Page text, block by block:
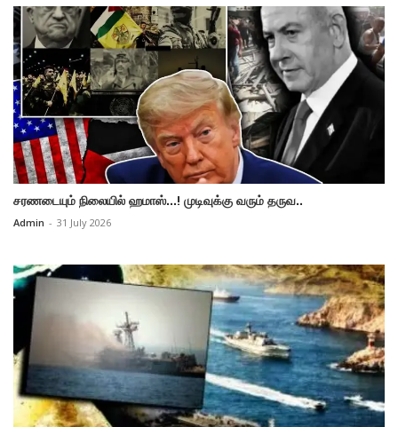
சரணடையும் நிலையில் ஹமாஸ்...! முடிவுக்கு வரும் தருவ..
Admin - 31 July 2026